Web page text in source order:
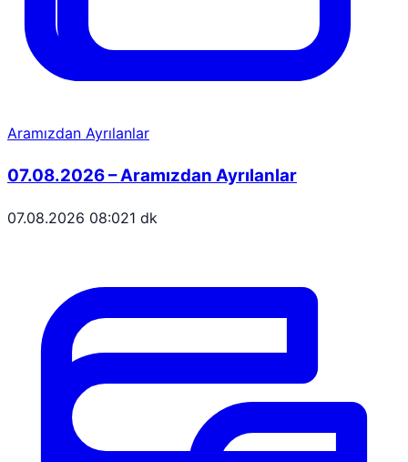
Aramızdan Ayrılanlar
07.08.2026 – Aramızdan Ayrılanlar
07.08.2026 08:021 dk